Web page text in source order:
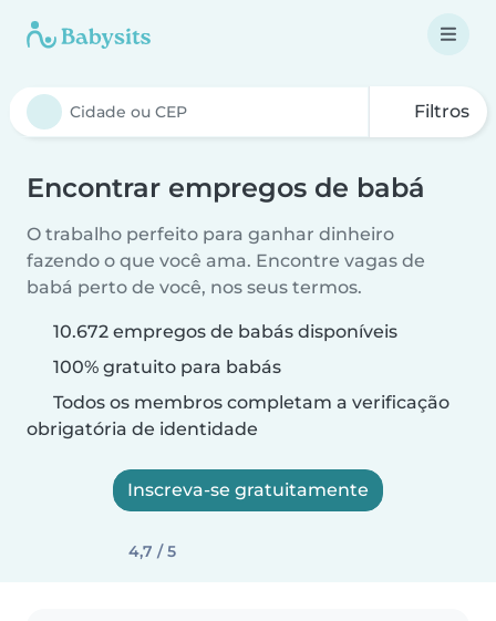
Filtros
Encontrar empregos de babá
O trabalho perfeito para ganhar dinheiro
fazendo o que você ama. Encontre vagas de
babá perto de você, nos seus termos.
10.672 empregos de babás disponíveis
100% gratuito para babás
Todos os membros completam a verificação
obrigatória de identidade
Inscreva-se gratuitamente
4,7 / 5